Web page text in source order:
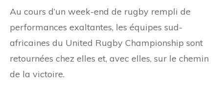
Au cours d’un week-end de rugby rempli de
performances exaltantes, les équipes sud-
africaines du United Rugby Championship sont
retournées chez elles et, avec elles, sur le chemin
de la victoire.